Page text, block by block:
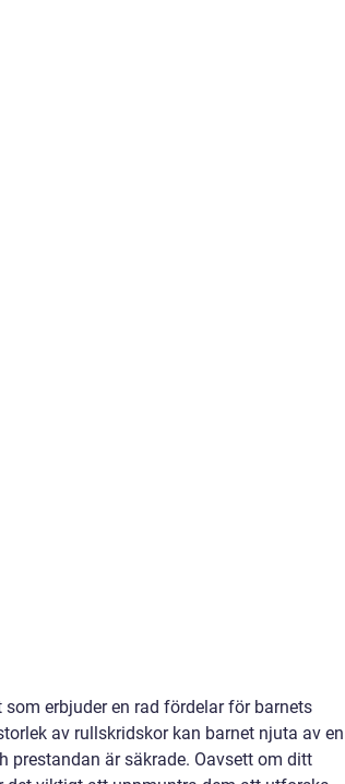
erbjuder en rad fördelar för barnets
av rullskridskor kan barnet njuta av en
prestandan är säkrade. Oavsett om ditt